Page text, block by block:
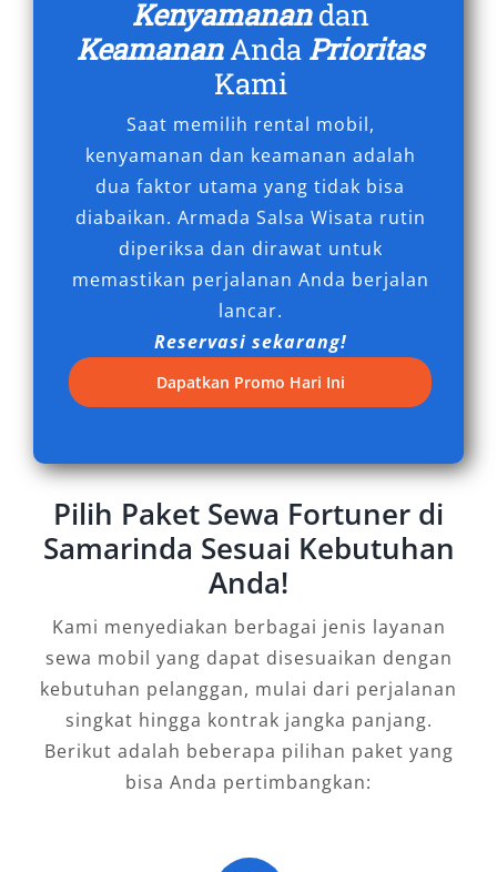
Samarinda sebagai bagian dari operasional
harian mereka.
6. Harga Kompetitif dan Layanan
Terpercaya
Meski tergolong SUV premium, harga sewa
Fortuner Samarinda tergolong bersaing dan
sebanding dengan fasilitas yang didapat.
Banyak penyedia jasa yang memberikan
penawaran paket murah untuk penggunaan
jangka panjang, seperti sewa bulanan maupun
mingguan. Dengan armada terbaru dan kondisi
merasakan kenyamanan dan keamanan
Dengan segala keunggulannya, Fortuner
menjadi solusi ideal untuk kebutuhan
wisata, urusan keluarga, pekerjaan, maupun
keperluan resmi, layanan sewa mobil Fortuner
Samarinda dari penyedia terpercaya seperti
Salsa Wisata menawarkan efisiensi,
kenyamanan, dan prestise dalam satu paket.
Kenyamanandan
KeamananAnda Prioritas
Kami
Saat memilih rental mobil,
kenyamanan dan keamanan adalah
dua faktor utama yang tidak bisa
diabaikan. Armada Salsa Wisata rutin
diperiksa dan dirawat untuk
memastikan perjalanan Anda berjalan
lancar.
Reservasi sekarang!
Dapatkan Promo Hari Ini
Pilih Paket Sewa Fortuner di
Samarinda Sesuai Kebutuhan
Anda!
Kami menyediakan berbagai jenis layanan
sewa mobil yang dapat disesuaikan dengan
kebutuhan pelanggan, mulai dari perjalanan
singkat hingga kontrak jangka panjang.
Berikut adalah beberapa pilihan paket yang
bisa Anda pertimbangkan: